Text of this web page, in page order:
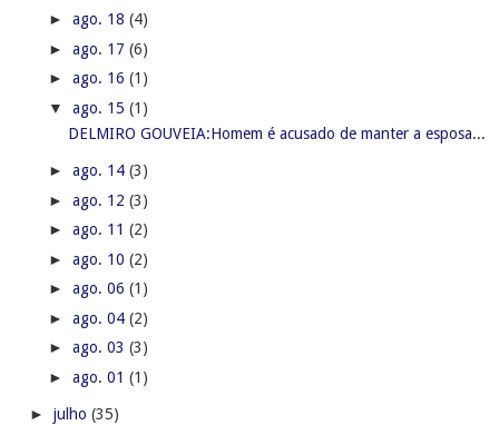
► ago. 18 (4)
► ago. 17 (6)
► ago. 16 (1)
▼ ago. 15 (1)
DELMIRO GOUVEIA:Homem é acusado de manter a esposa...
► ago. 14 (3)
► ago. 12 (3)
► ago. 11 (2)
► ago. 10 (2)
► ago. 06 (1)
► ago. 04 (2)
► ago. 03 (3)
► ago. 01 (1)
► julho (35)